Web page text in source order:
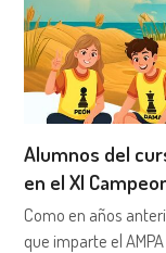
Alumnos del
en el XI
Como en años
que imparte el